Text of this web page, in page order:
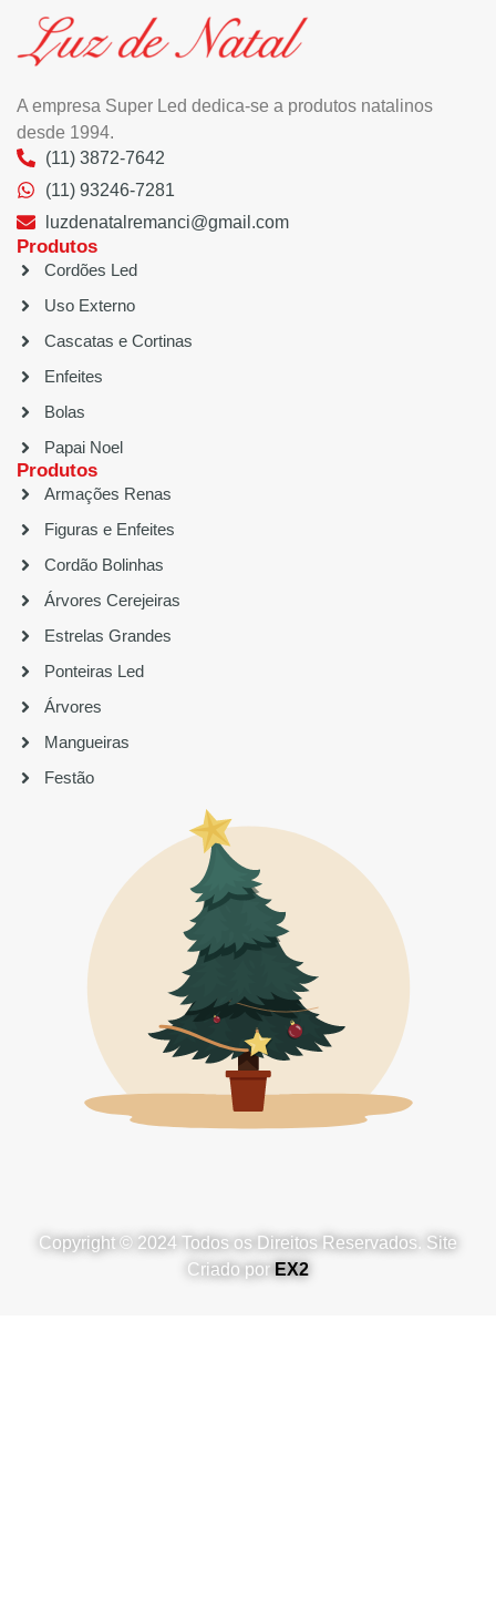
A empresa Super Led dedica-se a produtos natalinos
desde 1994.
(11) 3872-7642
(11) 93246-7281
luzdenatalremanci@gmail.com
Produtos
Cordões Led
Uso Externo
Cascatas e Cortinas
Enfeites
Bolas
Papai Noel
Produtos
Armações Renas
Figuras e Enfeites
Cordão Bolinhas
Árvores Cerejeiras
Estrelas Grandes
Ponteiras Led
Árvores
Mangueiras
Festão
Copyright © 2024 Todos os Direitos Reservados. Site
Criado por EX2